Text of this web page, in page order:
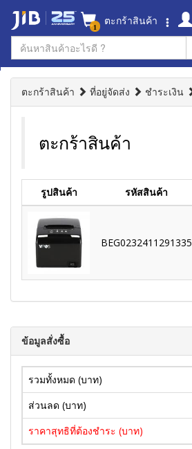
1 ตะกร้าสินค้า
ตะกร้าสินค้า ที่อยู่จัดส่ง ชำระเงิน
ตะกร้าสินค้า
รูปสินค้า รหัสสินค้า
BEG0232411291335
ข้อมูลสั่งซื้อ
รวมทั้งหมด (บาท)
ส่วนลด (บาท)
ราคาสุทธิที่ต้องชำระ (บาท)